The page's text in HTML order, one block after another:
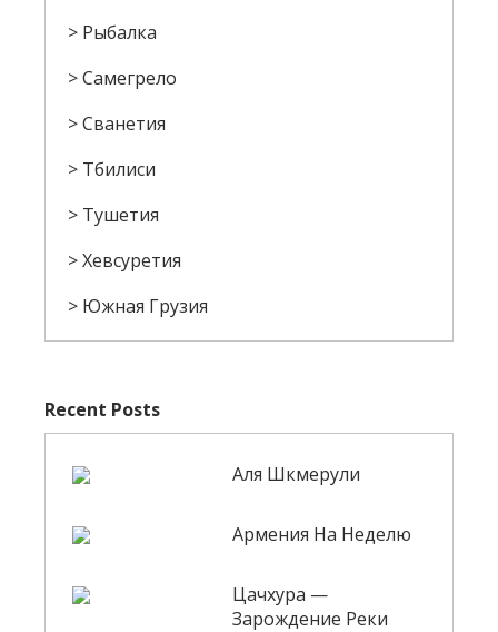
Рыбалка
Самегрело
Сванетия
Тбилиси
Тушетия
Хевсуретия
Южная Грузия
Recent Posts
Аля Шкмерули
Армения На Неделю
Цачхура —
Зарождение Реки